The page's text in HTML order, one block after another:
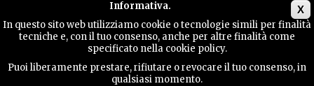
X
Informativa.
In questo sito web utilizziamo cookie o tecnologie simili per finalità
tecniche e, con il tuo consenso, anche per altre finalità come
specificato nella cookie policy.
Puoi liberamente prestare, rifiutare o revocare il tuo consenso, in
qualsiasi momento.
AUTUNNO